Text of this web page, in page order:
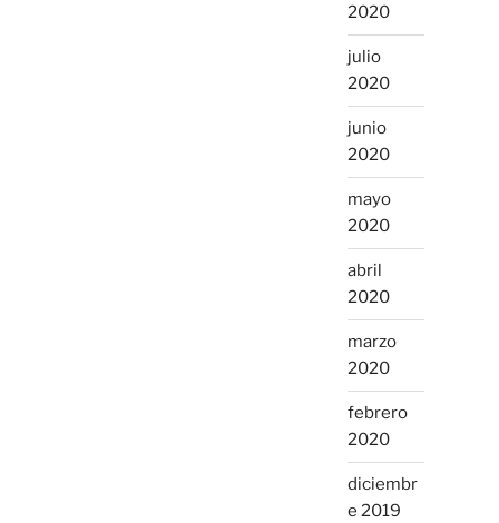
2020
julio
2020
junio
2020
mayo
2020
abril
2020
marzo
2020
febrero
2020
diciembr
e 2019